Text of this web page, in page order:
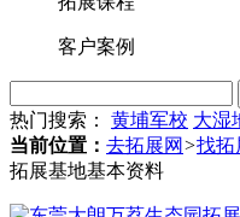
客户案例
热门搜索： 黄埔军校 大湿
当前位置： 去拓展网 >找拓
拓展基地基本资料